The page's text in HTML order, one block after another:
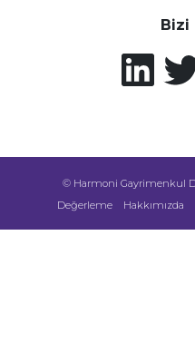
Bizi
© Harmoni Gayrimenkul
Değerleme
Hakkımızda